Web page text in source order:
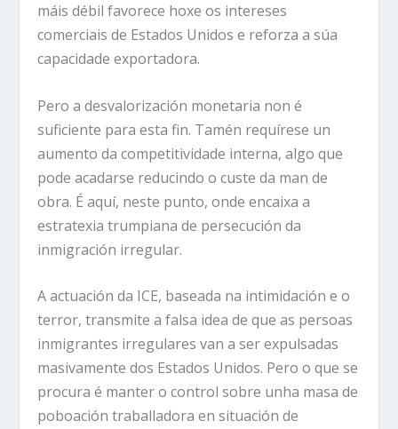
máis débil favorece hoxe os intereses
comerciais de Estados Unidos e reforza a súa
capacidade exportadora.
Pero a desvalorización monetaria non é
suficiente para esta fin. Tamén requírese un
aumento da competitividade interna, algo que
pode acadarse reducindo o custe da man de
obra. É aquí, neste punto, onde encaixa a
estratexia trumpiana de persecución da
inmigración irregular.
A actuación da ICE, baseada na intimidación e o
terror, transmite a falsa idea de que as persoas
inmigrantes irregulares van a ser expulsadas
masivamente dos Estados Unidos. Pero o que se
procura é manter o control sobre unha masa de
poboación traballadora en situación de